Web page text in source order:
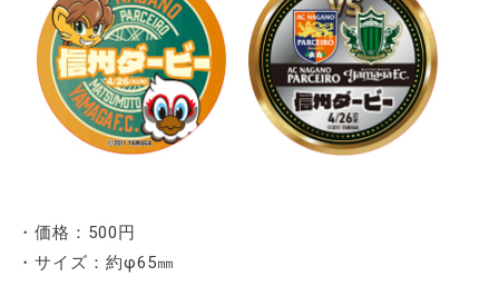
・価格：500円
・サイズ：約φ65㎜